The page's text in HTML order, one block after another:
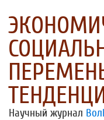
Научный журнал